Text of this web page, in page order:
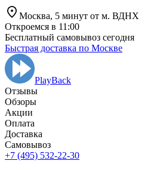
Москва, 5 минут от м. ВДНХ
Откроемся в 11:00
Бесплатный самовывоз сегодня
Быстрая доставка по Москве
PlayBack
Отзывы
Обзоры
Aкции
Оплата
Доставка
Самовывоз
+7 (495) 532-22-30